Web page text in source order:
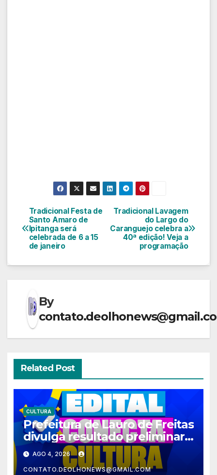
Navegação
de
Post
Tradicional Lavagem
do Largo do
Caranguejo celebra a
40ª edição! Veja a
programação
Tradicional Festa de
Santo Amaro de
Ipitanga será
celebrada de 6 a 15
de janeiro
By
Related Post
CULTURA
Prefeitura de Lauro de Freitas
divulga resultado preliminar
do edital Conecta Cultura
PNAB
AGO 4, 2026
CONTATO.DEOLHONEWS@GMAIL.COM